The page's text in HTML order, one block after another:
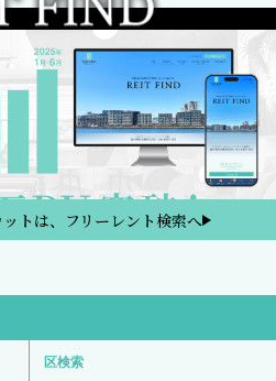
トは、フリーレント検索へ
区検索